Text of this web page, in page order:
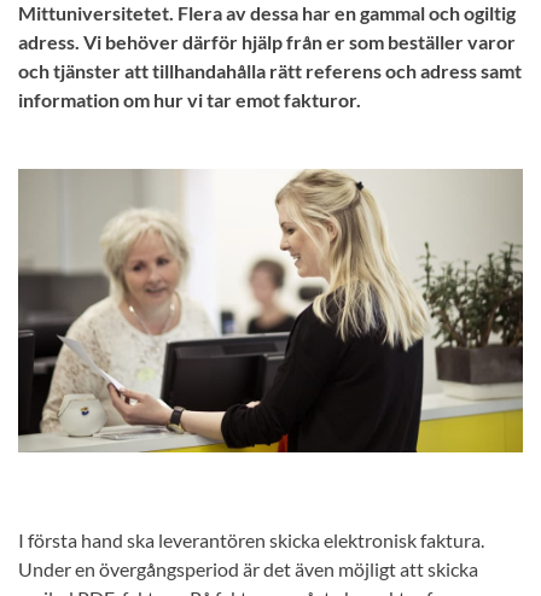
Mittuniversitetet. Flera av dessa har en gammal och ogiltig
adress. Vi behöver därför hjälp från er som beställer varor
och tjänster att tillhandahålla rätt referens och adress samt
information om hur vi tar emot fakturor.
I första hand ska leverantören skicka elektronisk faktura.
Under en övergångsperiod är det även möjligt att skicka